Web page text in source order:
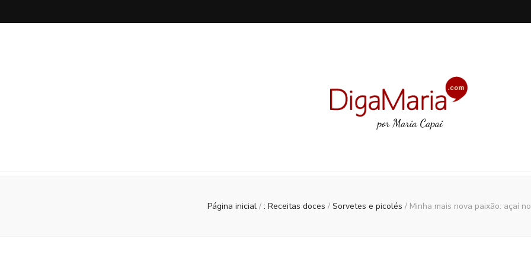
Página inicial / : Receitas doces / Sorvetes e picolés / Minha mais nova paixão: açaí